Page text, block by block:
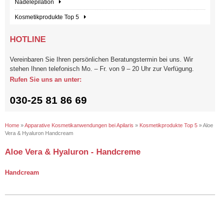
Nadelepilation
Kosmetikprodukte Top 5
HOTLINE
Vereinbaren Sie Ihren persönlichen Beratungstermin bei uns. Wir
stehen Ihnen telefonisch Mo. – Fr. von 9 – 20 Uhr zur Verfügung.
Rufen Sie uns an unter:
030-25 81 86 69
Home »Apparative Kosmetikanwendungen bei Apilaris » Kosmetikprodukte Top 5 »Aloe
Vera & Hyaluron Handcream
Aloe Vera & Hyaluron - Handcreme
Handcream